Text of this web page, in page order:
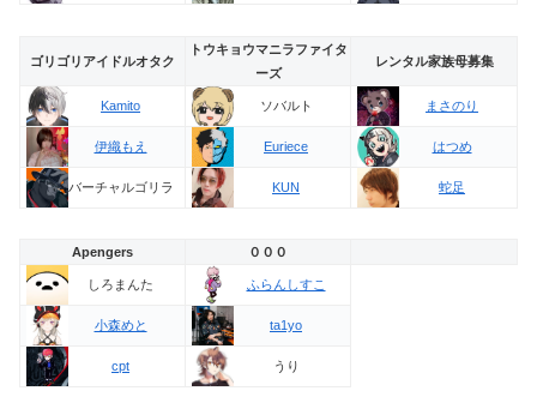
ゴリゴリアイドルオタク
トウキョウマニラファイタ
ーズ
レンタル家族母募集
Kamito ソバルト まさのり
伊織もえ Euriece はつめ
バーチャルゴリラ KUN 蛇足
Apengers ０００
しろまんた ふらんしすこ
小森めと ta1yo
cpt うり